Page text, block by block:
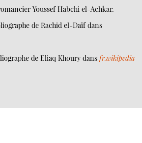
Youssef Habchi el-Achkar.
de Rachid el-Daïf dans
de Eliaq Khoury dansfr.wikipedia